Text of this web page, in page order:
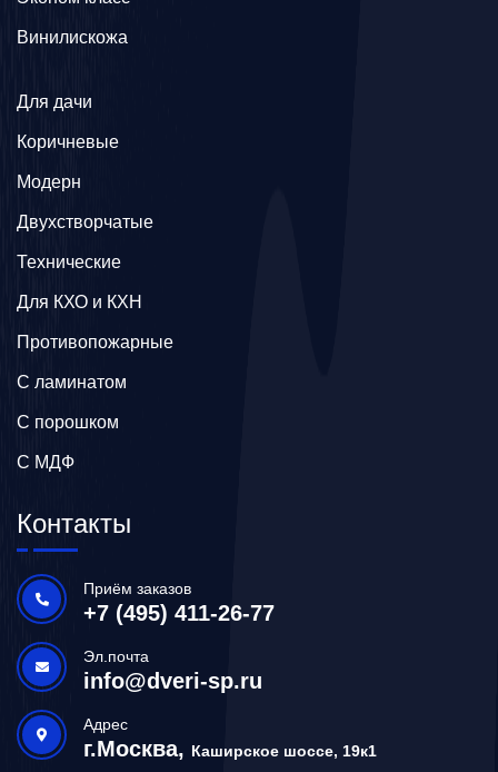
Винилискожа
Для дачи
Коричневые
Модерн
Двухстворчатые
Технические
Для КХО и КХН
Противопожарные
С ламинатом
С порошком
С МДФ
Контакты
Приём заказов
+7 (495) 411-26-77
Эл.почта
info@dveri-sp.ru
Адрес
г.Москва, Каширское шоссе, 19к1